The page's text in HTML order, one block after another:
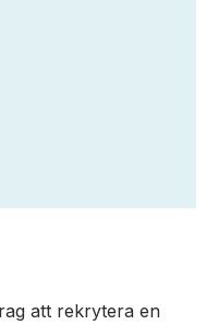
att rekrytera en